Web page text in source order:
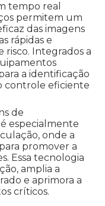
tempo real
permitem um
das imagens
rápidas e
risco. Integrados a
a identificação
controle eficiente
de
especialmente
onde a
promover a
Essa tecnologia
amplia a
e aprimora a
críticos.